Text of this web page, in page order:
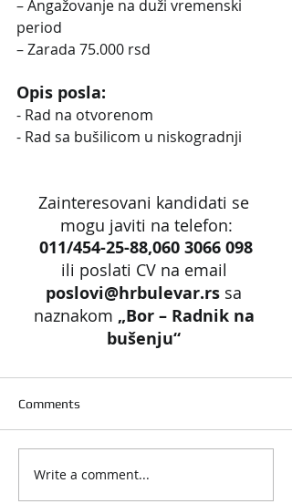
– Angažovanje na duži vremenski
period
– Zarada 75.000 rsd
Opis posla:
- Rad na otvorenom
- Rad sa bušilicom u niskogradnji
Zainteresovani kandidati se
mogu javiti na telefon:
011/454-25-88,060 3066 098
ili poslati CV na email
poslovi@hrbulevar.rs sa
naznakom „Bor – Radnik na
bušenju“
Comments
Write a comment...